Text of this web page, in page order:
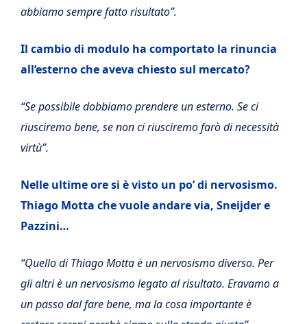
abbiamo sempre fatto risultato”.
Il cambio di modulo ha comportato la rinuncia
all’esterno che aveva chiesto sul mercato?
“Se possibile dobbiamo prendere un esterno. Se ci
riusciremo bene, se non ci riusciremo farò di necessità
virtù”.
Nelle ultime ore si è visto un po’ di nervosismo.
Thiago Motta che vuole andare via, Sneijder e
Pazzini…
“Quello di Thiago Motta è un nervosismo diverso. Per
gli altri è un nervosismo legato al risultato. Eravamo a
un passo dal fare bene, ma la cosa importante è